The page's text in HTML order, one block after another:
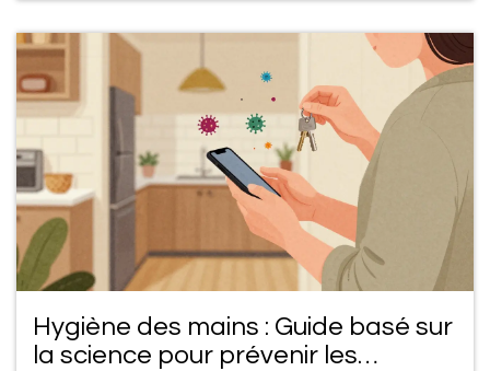
Hygiène des mains : Guide basé sur
la science pour prévenir les